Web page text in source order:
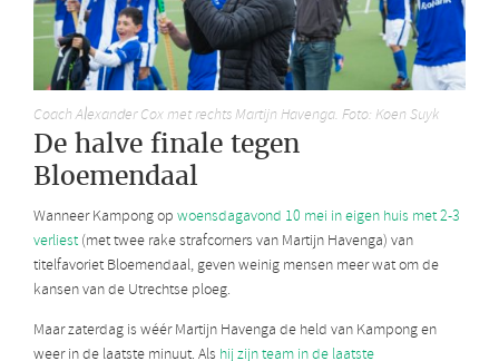
Coach Alexander Cox met rechts Martijn Havenga. Foto: Koen Suyk
De halve finale tegen
Bloemendaal
Wanneer Kampong op woensdagavond 10 mei in eigen huis met 2-3
verliest(met twee rake strafcorners van Martijn Havenga) van
titelfavoriet Bloemendaal, geven weinig mensen meer wat om de
kansen van de Utrechtse ploeg.
Maar zaterdag is wéér Martijn Havenga de held van Kampong en
weer in de laatste minuut. Als hij zijn team in de laatste